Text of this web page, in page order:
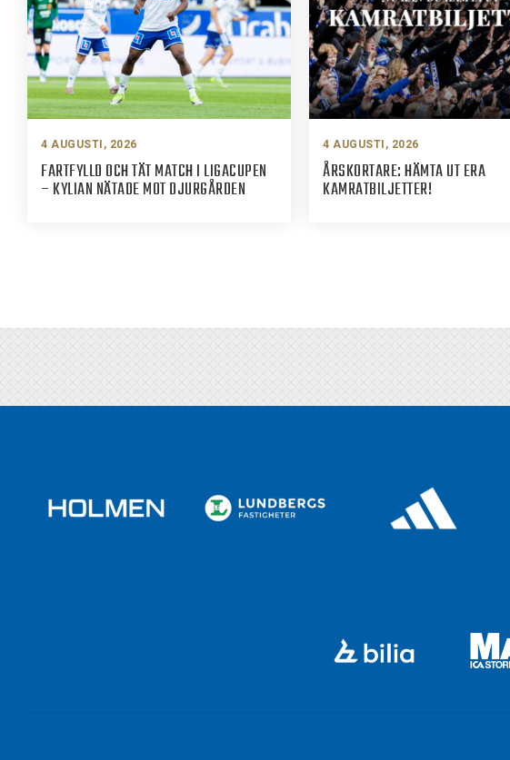
4 AUGUSTI, 2026
FARTFYLLD OCH TÄT MATCH I LIGACUPEN
– KYLIAN NÄTADE MOT DJURGÅRDEN
4 AUGUSTI, 2026
ÅRSKORTARE: HÄMTA UT ERA
KAMRATBILJETTER!